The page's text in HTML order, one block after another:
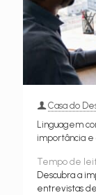
Casa do
Linguagem
importância e
Tempo de
Descubra a
entrevistas